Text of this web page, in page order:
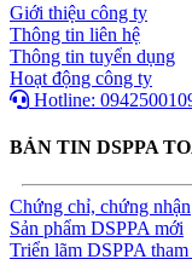
Giới thiệu công ty
Thông tin liên hệ
Thông tin tuyển dụng
Hoạt động công ty
Hotline:
BẢN TIN DSPPA
Chứng chỉ, chứng nhận
Sản phẩm DSPPA mới
Triển lãm DSPPA